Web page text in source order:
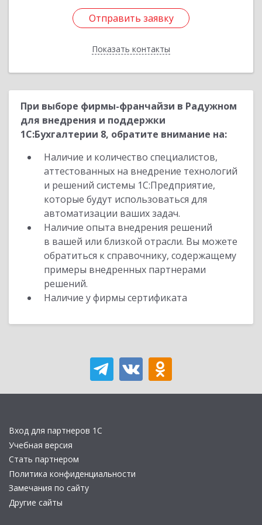
Отправить заявку
Показать контакты
Отправить заявку
Назад
При выборе фирмы-франчайзи в Радужном
для внедрения и поддержки
1С:Бухгалтерии 8, обратите внимание на:
Наличие и количество специалистов,
аттестованных на внедрение технологий
и решений системы 1С:Предприятие,
которые будут использоваться для
автоматизации ваших задач.
Наличие опыта внедрения решений
в вашей или близкой отрасли. Вы можете
обратиться к справочнику, содержащему
примеры внедренных партнерами
решений.
Наличие у фирмы сертификата
Вход для партнеров 1С
Учебная версия
Стать партнером
Политика конфиденциальности
Замечания по сайту
Другие сайты